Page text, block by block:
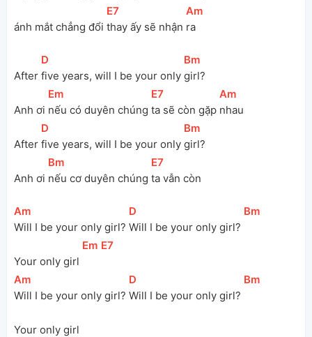
ánh mắt chẳng đổi
[E7
thay ấy sẽ nhận
[
Am
ra
After
[D
five years, will I be your only
[Bm
girl?
Anh ơi
[Em
nếu có duyên chúng
[E7
ta sẽ còn gặp
[
Am
nhau
After
[D
five years, will I be your only
[Bm
girl?
Anh ơi
[Bm
nếu cơ duyên chúng
[E7
ta vẫn còn
[
Am
Will I be your only girl?
[D
Will I be your only girl?
[Bm
Your only girl
[Em ][E7
[
Am
Will I be your only girl?
[D
Will I be your only girl?
[Bm
Your only girl